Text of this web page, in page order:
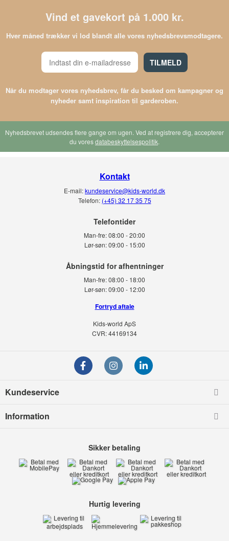
Vind et gavekort på 1.000 kr.
Hver måned trækker vi lod blandt alle vores nyhedsbrevsmodtagere.
TILMELD
Når du modtager vores nyhedsbrev, får du besked om kampagner og
nyheder samt inspiration til garderoben.
Nyhedsbrevet udsendes flere gange om ugen. Ved at registrere dig, accepterer
du voresdatabeskyttelsespolitik.
Kontakt
E-mail:kundeservice@kids-world.dk
Telefon: (+45) 32 17 35 75
Telefontider
Man-fre:08:00 - 20:00
Lør-søn: 09:00 - 15:00
Man-fre:08:00 - 18:00
Lør-søn:09:00 - 12:00
Fortryd aftale
Kids-world ApS
CVR: 44169134
Kundeservice
Information
Sikker betaling
Hurtig levering